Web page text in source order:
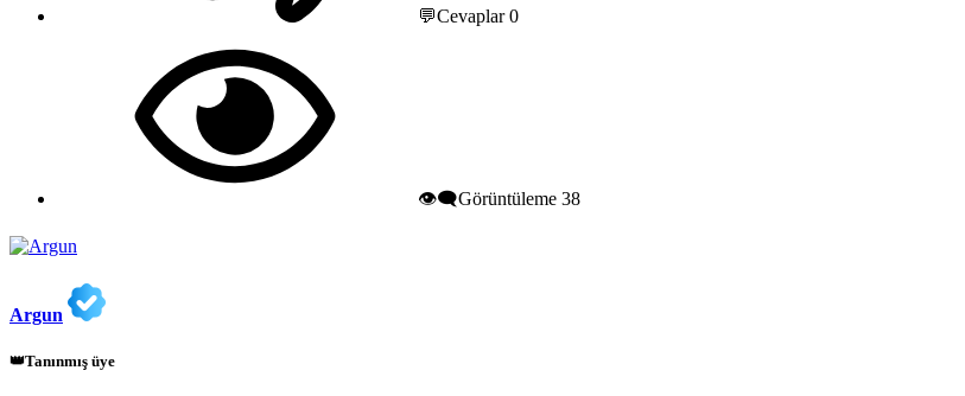
💬Cevaplar0
👁️‍🗨️Görüntüleme 38
Argun
👑Tanınmış üye